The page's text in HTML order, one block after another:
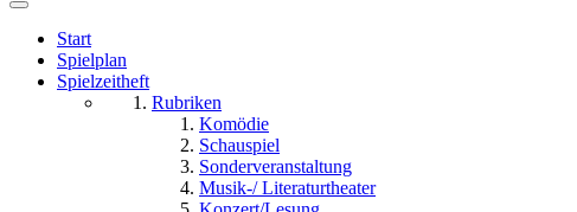
Start
Spielplan
Spielzeitheft
Rubriken
Komödie
Schauspiel
Sonderveranstaltung
Musik-/ Literaturtheater